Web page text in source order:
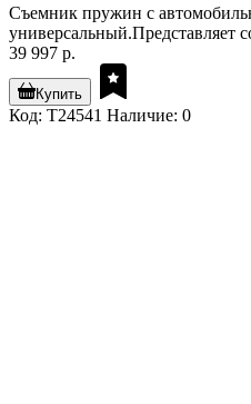
Съемник пружин с
универсальный.Представляет
39 997 р.
Купить
Код: T24541 Наличие: 0